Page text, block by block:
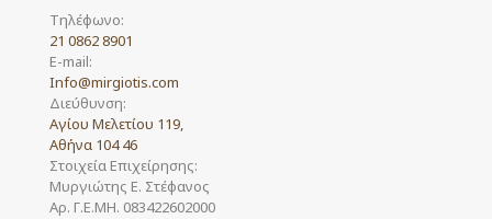
Τηλέφωνο:
21 0862 8901
E-mail:
Info@mirgiotis.com
Διεύθυνση:
Αγίου Μελετίου 119,
Αθήνα 104 46
Στοιχεία Επιχείρησης:
Μυργιώτης Ε. Στέφανος
Αρ. Γ.Ε.ΜΗ. 083422602000